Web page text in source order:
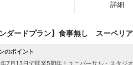
詳細
ンダードプラン】食事無し スーペリ
のポイント